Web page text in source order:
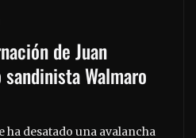
de Juan
Walmaro
ha desatado una avalancha